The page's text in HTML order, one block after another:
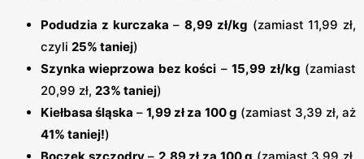
Podudzia z kurczaka – 8,99 zł/kg (zamiast 11,99 zł,
czyli 25% taniej)
Szynka wieprzowa bez kości –15,99 zł/kg (zamiast
20,99 zł, 23% taniej)
Kiełbasa śląska –1,99 zł za 100 g (zamiast 3,39 zł, aż
41% taniej!)